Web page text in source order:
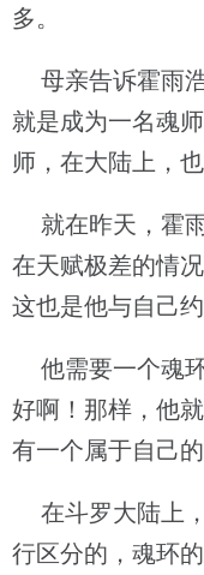
多。
母亲告诉霍雨
就是成为一名魂
师，在大陆上，
就在昨天，霍
在天赋极差的情
这也是他与自己
他需要一个魂
好啊！那样，他
有一个属于自己的
在斗罗大陆上
行区分的，魂环